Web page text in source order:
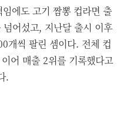
에도 고기 짬뽕 컵라면 출
어섰고, 지난달 출시 이후
개씩 팔린 셈이다. 전체 컵
어 매출 2위를 기록했다고
.